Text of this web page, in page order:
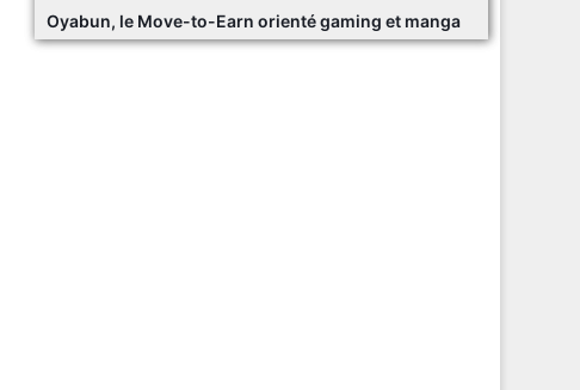
Oyabun, le Move-to-Earn orienté gaming et manga